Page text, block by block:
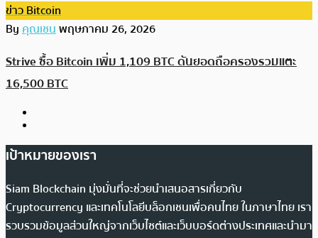
ข่าว Bitcoin
Byคุณเชนพฤษภาคม 26, 2026
Strive ซื้อ Bitcoin เพิ่ม 1,109 BTC ดันยอดถือครองรวมแตะ
16,500 BTC
เป้าหมายของเรา
Siam Blockchain มุ่งมั่นที่จะช่วยนำเสนอสารเกี่ยวกับ
Cryptocurrency และเทคโนโลยีบล็อกเชนเพื่อคนไทย ในภาษาไทย เรา
รวบรวมข้อมูลส่วนใหญ่จากเว็บไซต์และเว็บบอร์ดต่างประเทศและนำมา